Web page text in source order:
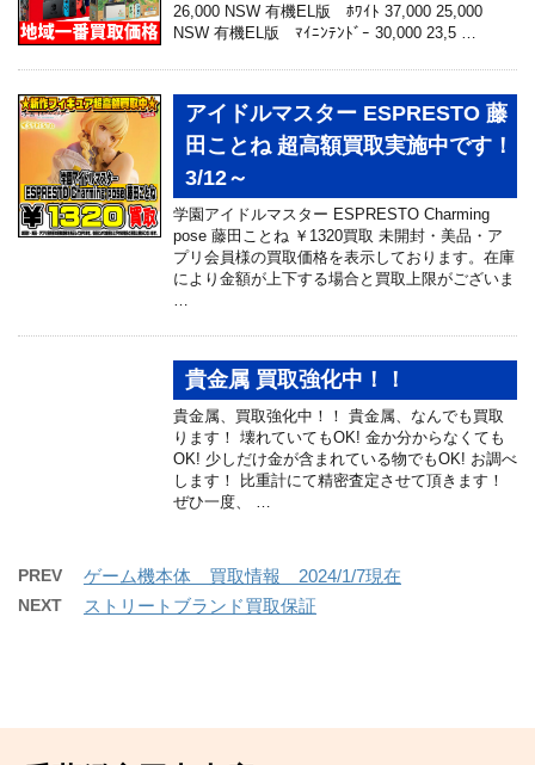
26,000 NSW 有機EL版 ﾎﾜｲﾄ 37,000 25,000
NSW 有機EL版 ﾏｲﾆﾝﾃﾝﾄﾞｰ 30,000 23,5 …
アイドルマスター ESPRESTO 藤
田ことね 超高額買取実施中です！
3/12～
学園アイドルマスター ESPRESTO Charming
pose 藤田ことね ￥1320買取 未開封・美品・ア
プリ会員様の買取価格を表示しております。在庫
により金額が上下する場合と買取上限がございま
貴金属 買取強化中！！
貴金属、買取強化中！！ 貴金属、なんでも買取
ります！ 壊れていてもOK! 金か分からなくても
OK! 少しだけ金が含まれている物でもOK! お調べ
します！ 比重計にて精密査定させて頂きます！
ぜひ一度、 …
PREV ゲーム機本体 買取情報 2024/1/7現在
NEXT ストリートブランド買取保証